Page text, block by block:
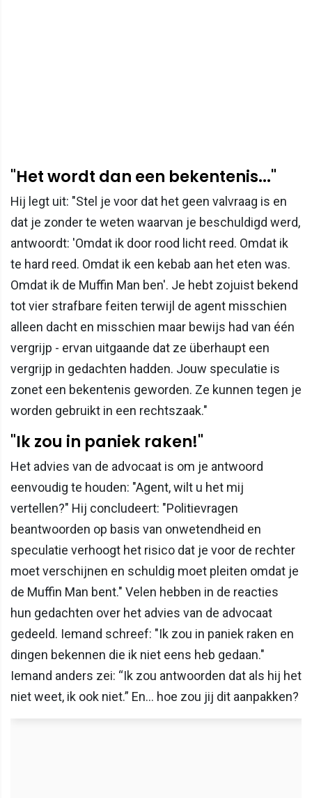
"Het wordt dan een bekentenis..."
Hij legt uit: "Stel je voor dat het geen valvraag is en
dat je zonder te weten waarvan je beschuldigd werd,
antwoordt: 'Omdat ik door rood licht reed. Omdat ik
te hard reed. Omdat ik een kebab aan het eten was.
Omdat ik de Muffin Man ben'. Je hebt zojuist bekend
tot vier strafbare feiten terwijl de agent misschien
alleen dacht en misschien maar bewijs had van één
vergrijp - ervan uitgaande dat ze überhaupt een
vergrijp in gedachten hadden. Jouw speculatie is
zonet een bekentenis geworden. Ze kunnen tegen je
worden gebruikt in een rechtszaak."
"Ik zou in paniek raken!"
Het advies van de advocaat is om je antwoord
eenvoudig te houden: "Agent, wilt u het mij
vertellen?" Hij concludeert: "Politievragen
beantwoorden op basis van onwetendheid en
speculatie verhoogt het risico dat je voor de rechter
moet verschijnen en schuldig moet pleiten omdat je
de Muffin Man bent." Velen hebben in de reacties
hun gedachten over het advies van de advocaat
gedeeld. Iemand schreef: "Ik zou in paniek raken en
dingen bekennen die ik niet eens heb gedaan."
Iemand anders zei: “Ik zou antwoorden dat als hij het
niet weet, ik ook niet.” En… hoe zou jij dit aanpakken?